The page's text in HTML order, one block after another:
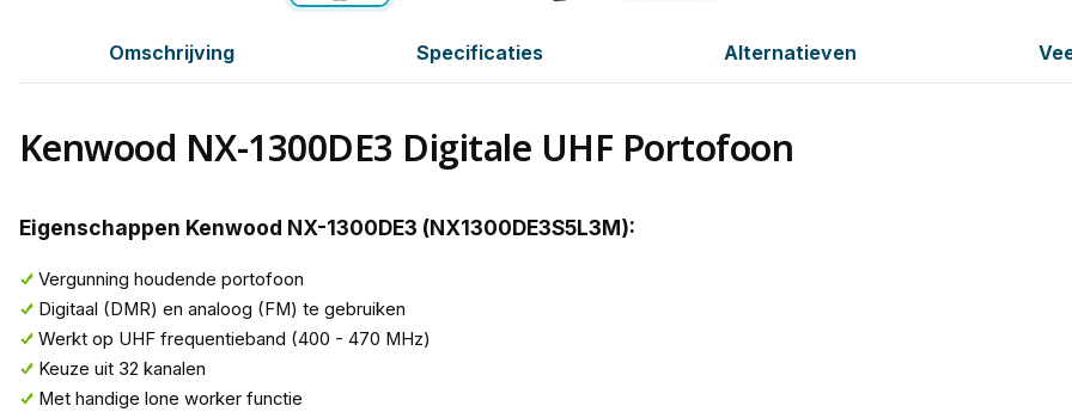
Omschrijving Specificaties Alternatieven
Kenwood NX-1300DE3 Digitale UHF Portofoon
Eigenschappen Kenwood NX-1300DE3 (NX1300DE3S5L3M):
Vergunning houdende portofoon
Digitaal (DMR) en analoog (FM) te gebruiken
Werkt op UHF frequentieband (400 - 470 MHz)
Keuze uit 32 kanalen
Met handige lone worker functie